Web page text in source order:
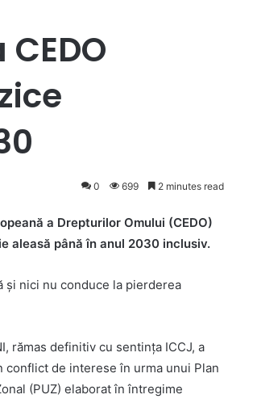
0 699 2 minutes read
a Drepturilor Omului (CEDO)
aleasă până în anul 2030 inclusiv.
și nici nu conduce la pierderea
rămas definitiv cu sentința ICCJ, a
conflict de interese în urma unui Plan
(PUZ) elaborat în întregime